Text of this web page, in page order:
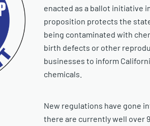
enacted as a ballot initiative
proposition protects the
being contaminated with
birth defects or other
businesses to inform
chemicals.
New regulations have gone
there are currently well over